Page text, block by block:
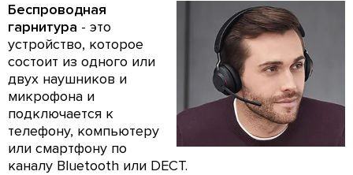
Беспроводная
гарнитура - это
устройство, которое
состоит из одного или
двух наушников и
микрофона и
подключается к
телефону, компьютеру
или смартфону по
каналу Bluetooth или DECT.